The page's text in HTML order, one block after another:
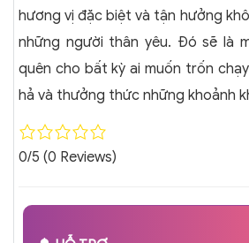
hương vị đặc biệt và tận hưởng
những người thân yêu. Đó sẽ là
quên cho bất kỳ ai muốn trốn
hả và thưởng thức những khoảnh
0/5 (0 Reviews)